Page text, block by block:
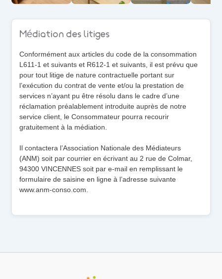
Médiation des litiges
Conformément aux articles du code de la consommation
L611-1 et suivants et R612-1 et suivants, il est prévu que
pour tout litige de nature contractuelle portant sur
l’exécution du contrat de vente et/ou la prestation de
services n’ayant pu être résolu dans le cadre d’une
réclamation préalablement introduite auprès de notre
service client, le Consommateur pourra recourir
gratuitement à la médiation.
Il contactera l’Association Nationale des Médiateurs
(ANM) soit par courrier en écrivant au 2 rue de Colmar,
94300 VINCENNES soit par e-mail en remplissant le
formulaire de saisine en ligne à l’adresse suivante
www.anm-conso.com.